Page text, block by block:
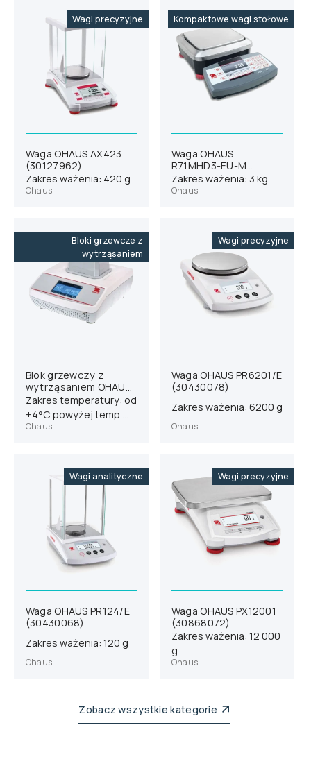
Wagi precyzyjne
Waga OHAUS AX423
(30127962)
Zakres ważenia: 420 g
Ohaus
Kompaktowe wagi stołowe
Waga OHAUS
R71MHD3-EU-M
(30104929)
Zakres ważenia: 3 kg
Ohaus
Bloki grzewcze z
wytrząsaniem
Blok grzewczy z
wytrząsaniem OHAUS
ISTHBLHTS
(30392005)
Zakres temperatury: od
+4°C powyżej temp.
otoczenia do 100°C
Ohaus
Wagi precyzyjne
Waga OHAUS PR6201/E
(30430078)
Zakres ważenia: 6200 g
Ohaus
Wagi analityczne
Waga OHAUS PR124/E
(30430068)
Zakres ważenia: 120 g
Ohaus
Wagi precyzyjne
Waga OHAUS PX12001
(30868072)
Zakres ważenia: 12 000
g
Ohaus
Zobacz wszystkie kategorie